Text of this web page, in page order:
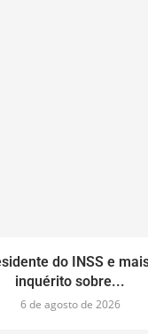
do INSS e
inquérito sobre...
6 de agosto de 2026